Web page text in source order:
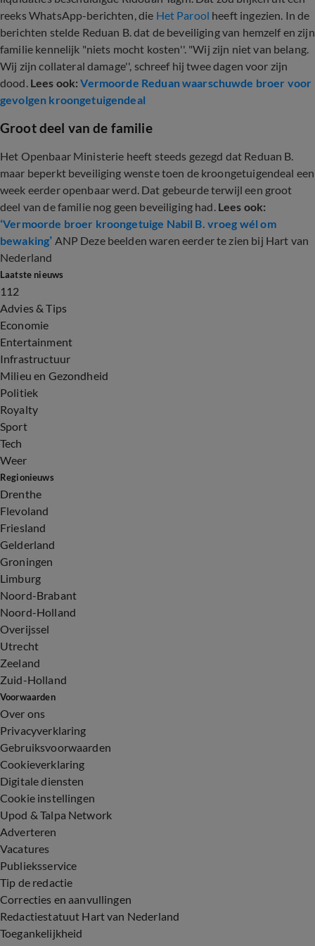
reeks WhatsApp-berichten, die Het Parool heeft ingezien. In de
berichten stelde Reduan B. dat de beveiliging van hemzelf en zijn
familie kennelijk "niets mocht kosten''. "Wij zijn niet van belang.
Wij zijn collateral damage'', schreef hij twee dagen voor zijn
dood. Lees ook:Vermoorde Reduan waarschuwde broer voor
gevolgen kroongetuigendeal
Groot deel van de familie
Het Openbaar Ministerie heeft steeds gezegd dat Reduan B.
maar beperkt beveiliging wenste toen de kroongetuigendeal een
week eerder openbaar werd. Dat gebeurde terwijl een groot
deel van de familie nog geen beveiliging had. Lees ook:
‘Vermoorde broer kroongetuige Nabil B. vroeg wél om
bewaking’ ANP Deze beelden waren eerder te zien bij Hart van
Nederland
Laatste nieuws
112
Advies & Tips
Economie
Entertainment
Infrastructuur
Milieu en Gezondheid
Politiek
Royalty
Sport
Tech
Weer
Regionieuws
Drenthe
Flevoland
Friesland
Gelderland
Groningen
Limburg
Noord-Brabant
Noord-Holland
Overijssel
Utrecht
Zeeland
Zuid-Holland
Voorwaarden
Over ons
Privacyverklaring
Gebruiksvoorwaarden
Cookieverklaring
Digitale diensten
Cookie instellingen
Upod & Talpa Network
Adverteren
Vacatures
Publieksservice
Tip de redactie
Correcties en aanvullingen
Redactiestatuut Hart van Nederland
Toegankelijkheid